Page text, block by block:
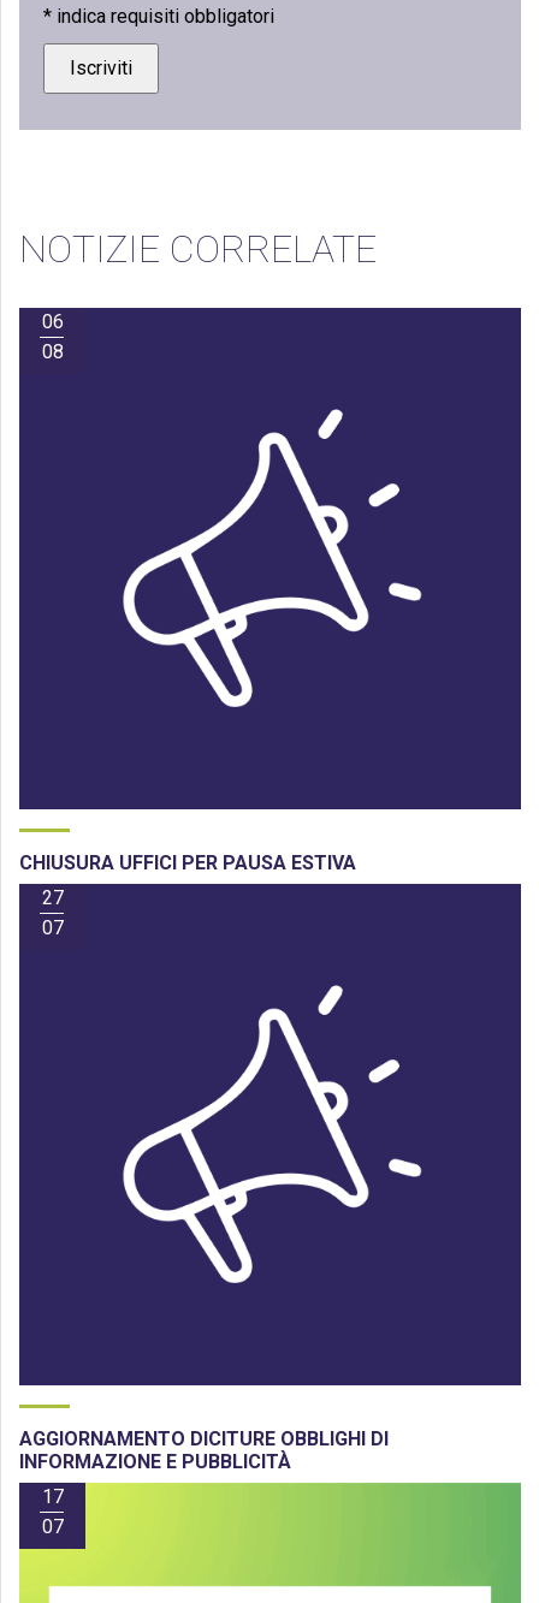
* indica requisiti obbligatori
NOTIZIE CORRELATE
06
08
CHIUSURA UFFICI PER PAUSA ESTIVA
27
07
AGGIORNAMENTO DICITURE OBBLIGHI DI
INFORMAZIONE E PUBBLICITÀ
17
07